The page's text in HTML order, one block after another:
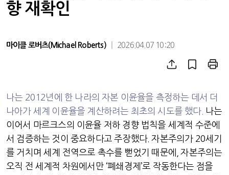
향 재확인
마이클 로버츠(Michael Roberts) 2026.04.07 10:20
나는 2012년에 한 나라의 자본 이윤율을 측정하는 데서 더
나아가 세계 이윤율을 계산하려는 최초의 시도를 했다. 나는
이어서 마르크스의 이윤율 저하 경향 법칙을 세계적 수준에
서 검증하는 것이 중요하다고 주장했다.자본주의가 20세기
를 거치며 세계 전역으로 촉수를 뻗었기 때문에
,자본주의는
오직 전 세계적 차원에서만 ‘폐쇄경제 ’로 작동한다는 점을